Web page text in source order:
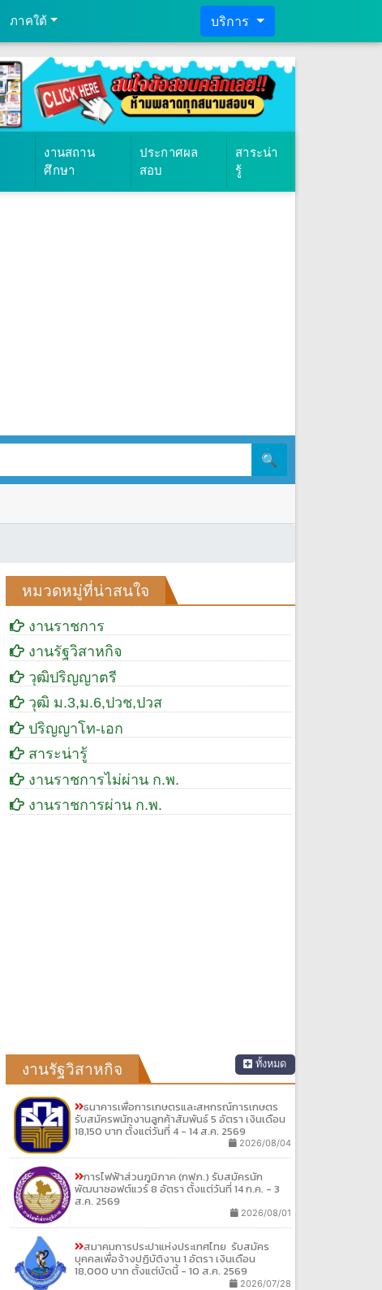
ภาคใต้ บริการ
งานสถาน
ศึกษา
ประกาศผล
สอบ
สาระน่า
รู้
🔍
หมวดหมู่ที่น่าสนใจ
งานราชการ
งานรัฐวิสาหกิจ
วุฒิปริญญาตรี
วุฒิ ม.3,ม.6,ปวช,ปวส
ปริญญาโท-เอก
สาระน่ารู้
งานราชการไม่ผ่าน ก.พ.
งานราชการผ่าน ก.พ.
งานรัฐวิสาหกิจ ทั้งหมด
ธนาคารเพื่อการเกษตรและสหกรณ์การเกษตร
รับสมัครพนักงานลูกค้าสัมพันธ์ 5 อัตรา เงินเดือน
18,150 บาท ตั้งแต่วันที่ 4 - 14 ส.ค. 2569
2026/08/04
การไฟฟ้าส่วนภูมิภาค (กฟภ.) รับสมัครนัก
พัฒนาซอฟต์แวร์ 8 อัตรา ตั้งแต่วันที่ 14 ก.ค. - 3
ส.ค. 2569
2026/08/01
สมาคมการประปาแห่งประเทศไทย รับสมัคร
บุคคลเพื่อจ้างปฏิบัติงาน 1 อัตรา เงินเดือน
18,000 บาท ตั้งแต่บัดนี้ - 10 ส.ค. 2569
2026/07/28